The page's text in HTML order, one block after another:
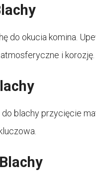
do okucia komina.
i korozję.
blachy przycięcie